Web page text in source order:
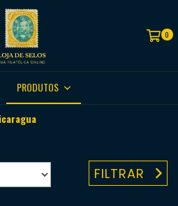
0
PRODUTOS
FILTRAR